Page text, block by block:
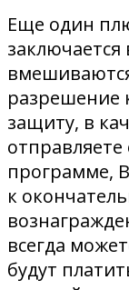
Еще один
разрешение
защиту, в
программе,
к
всегда
будут